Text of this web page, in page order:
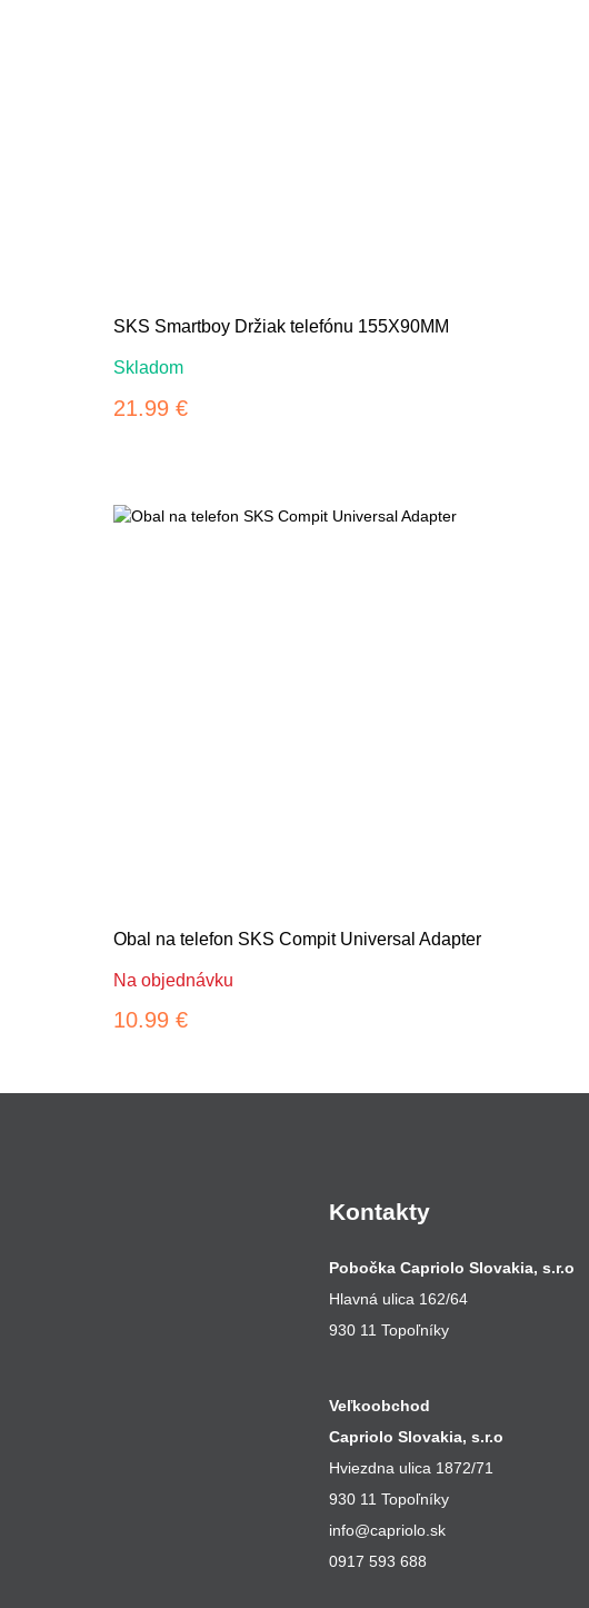
SKS Smartboy Držiak telefónu 155X90MM
Skladom
21.99 €
Obal na telefon SKS Compit Universal Adapter
Na objednávku
10.99 €
Kontakty
Pobočka Capriolo Slovakia, s.r.o
Hlavná ulica 162/64
930 11 Topoľníky
Veľkoobchod
Capriolo Slovakia, s.r.o
Hviezdna ulica 1872/71
930 11 Topoľníky
info@capriolo.sk
0917 593 688